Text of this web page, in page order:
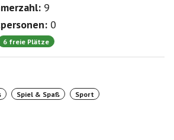
9
0
6 freie Plätze
Spiel & Spaß Sport